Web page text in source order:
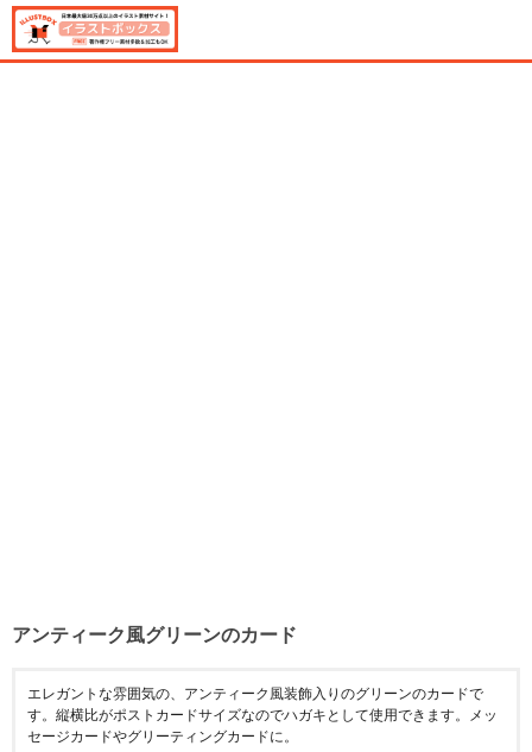
アンティーク風グリーンのカード
エレガントな雰囲気の、アンティーク風装飾入りのグリーンのカードで
す。縦横比がポストカードサイズなのでハガキとして使用できます。メッ
セージカードやグリーティングカードに。